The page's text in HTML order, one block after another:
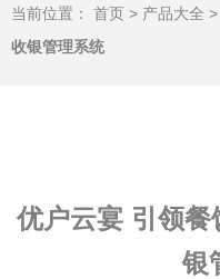
当前位置： 首页 > 产品大全 >
收银管理系统
优户云宴 引领
银